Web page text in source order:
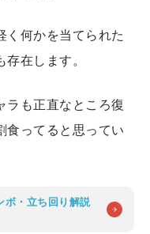
く何かを当てられた
在します。
ラも正直なところ復
食ってると思ってい
ボ・立ち回り解説